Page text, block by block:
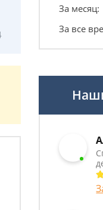
За месяц:
За все